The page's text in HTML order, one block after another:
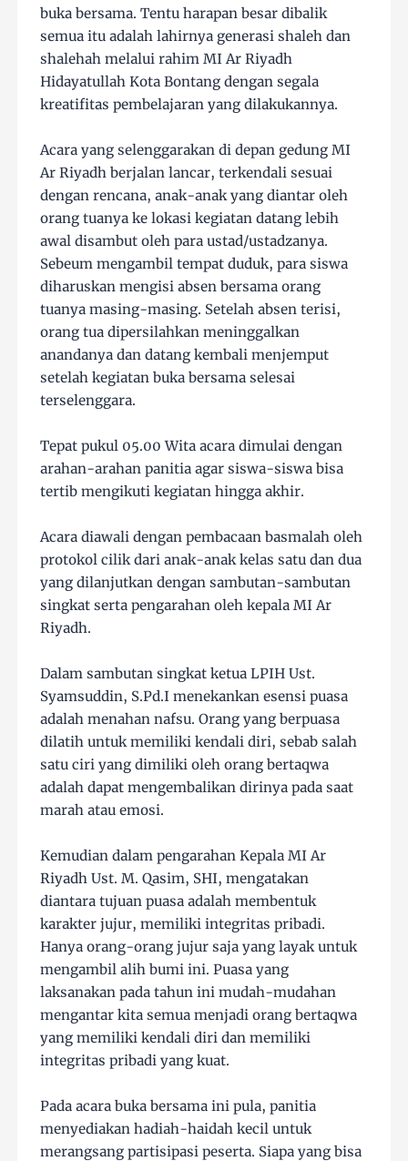
buka bersama. Tentu harapan besar dibalik
semua itu adalah lahirnya generasi shaleh dan
shalehah melalui rahim MI Ar Riyadh
Hidayatullah Kota Bontang dengan segala
kreatifitas pembelajaran yang dilakukannya.
Acara yang selenggarakan di depan gedung MI
Ar Riyadh berjalan lancar, terkendali sesuai
dengan rencana, anak-anak yang diantar oleh
orang tuanya ke lokasi kegiatan datang lebih
awal disambut oleh para ustad/ustadzanya.
Sebeum mengambil tempat duduk, para siswa
diharuskan mengisi absen bersama orang
tuanya masing-masing. Setelah absen terisi,
orang tua dipersilahkan meninggalkan
anandanya dan datang kembali menjemput
setelah kegiatan buka bersama selesai
terselenggara.
Tepat pukul 05.00 Wita acara dimulai dengan
arahan-arahan panitia agar siswa-siswa bisa
tertib mengikuti kegiatan hingga akhir.
Acara diawali dengan pembacaan basmalah oleh
protokol cilik dari anak-anak kelas satu dan dua
yang dilanjutkan dengan sambutan-sambutan
singkat serta pengarahan oleh kepala MI Ar
Riyadh.
Dalam sambutan singkat ketua LPIH Ust.
Syamsuddin, S.Pd.I menekankan esensi puasa
adalah menahan nafsu. Orang yang berpuasa
dilatih untuk memiliki kendali diri, sebab salah
satu ciri yang dimiliki oleh orang bertaqwa
adalah dapat mengembalikan dirinya pada saat
marah atau emosi.
Kemudian dalam pengarahan Kepala MI Ar
Riyadh Ust. M. Qasim, SHI, mengatakan
diantara tujuan puasa adalah membentuk
karakter jujur, memiliki integritas pribadi.
Hanya orang-orang jujur saja yang layak untuk
mengambil alih bumi ini. Puasa yang
laksanakan pada tahun ini mudah-mudahan
mengantar kita semua menjadi orang bertaqwa
yang memiliki kendali diri dan memiliki
integritas pribadi yang kuat.
Pada acara buka bersama ini pula, panitia
menyediakan hadiah-haidah kecil untuk
merangsang partisipasi peserta. Siapa yang bisa